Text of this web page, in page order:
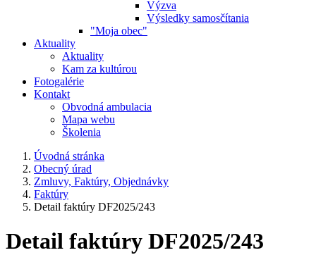
Výzva
Výsledky samosčítania
"Moja obec"
Aktuality
Aktuality
Kam za kultúrou
Fotogalérie
Kontakt
Obvodná ambulacia
Mapa webu
Školenia
Úvodná stránka
Obecný úrad
Zmluvy, Faktúry, Objednávky
Faktúry
Detail faktúry DF2025/243
Detail faktúry DF2025/243